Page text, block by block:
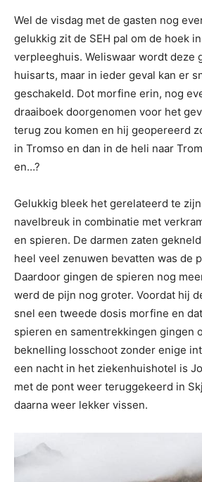
Wel de visdag met de gasten nog
gelukkig zit de SEH pal om de hoek
verpleeghuis. Weliswaar wordt deze
huisarts, maar in ieder geval kan er
geschakeld. Dot morfine erin, nog
draaiboek doorgenomen voor het
terug zou komen en hij geopereerd
in Tromso en dan in de heli naar
en…?
Gelukkig bleek het gerelateerd te
navelbreuk in combinatie met
en spieren. De darmen zaten
heel veel zenuwen bevatten was de
Daardoor gingen de spieren nog
werd de pijn nog groter. Voordat hij
snel een tweede dosis morfine en
spieren en samentrekkingen gingen
beknelling losschoot zonder enige
een nacht in het ziekenhuishotel is
met de pont weer teruggekeerd in
daarna weer lekker vissen.